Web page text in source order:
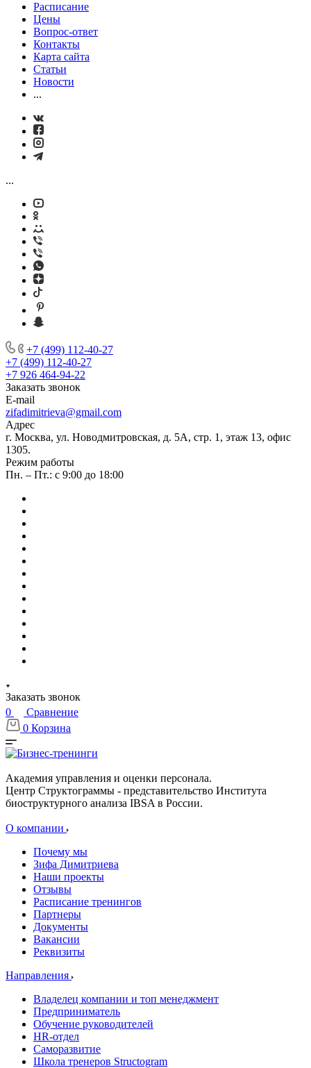
Расписание
Цены
Вопрос-ответ
Контакты
Карта сайта
Статьи
Новости
...
...
+7 (499) 112-40-27
+7 (499) 112-40-27
+7 926 464-94-22
Заказать звонок
E-mail
zifadimitrieva@gmail.com
Адрес
г. Москва, ул. Новодмитровская, д. 5А, стр. 1, этаж 13, офис
1305.
Режим работы
Пн. – Пт.: с 9:00 до 18:00
Заказать звонок
0
Сравнение
0 Корзина
Академия управления и оценки персонала.
Центр Структограммы - представительство Института
биоструктурного анализа IBSA в России.
О компании
Почему мы
Зифа Димитриева
Наши проекты
Отзывы
Расписание тренингов
Партнеры
Документы
Вакансии
Реквизиты
Направления
Владелец компании и топ менеджмент
Предприниматель
Обучение руководителей
HR-отдел
Саморазвитие
Школа тренеров Structogram